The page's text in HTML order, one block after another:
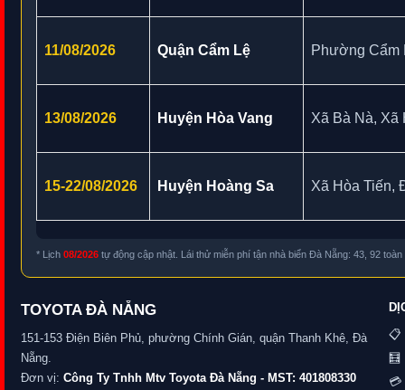
11/08/2026 Quận Cẩm Lệ Phường Cẩm
13/08/2026 Huyện Hòa Vang Xã Bà Nà, Xã
15-22/08/2026 Huyện Hoàng Sa Xã Hòa Tiến,
* Lịch 08/2026 tự động cập nhật. Lái thử miễn phí tận nhà biển Đà Nẵng: 43, 92
TOYOTA ĐÀ NẴNG
151-153 Điện Biên Phủ, phường Chính Gián, quận Thanh Khê, Đà
Nẵng.
Đơn vị: Công Ty Tnhh Mtv Toyota Đà Nẵng - MST: 401808330
📋
🧮
💳